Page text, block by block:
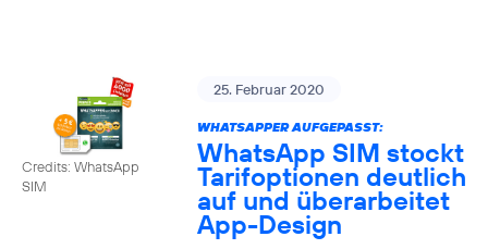
Credits: WhatsApp
SIM
25. Februar 2020
WHATSAPPER AUFGEPASST:
WhatsApp SIM stockt
Tarifoptionen deutlich
auf und überarbeitet
App-Design